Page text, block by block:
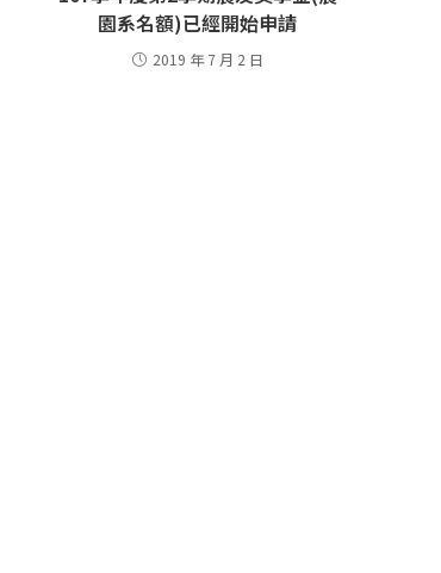
園系名額)已經開始申請
2019 年 7 月 2 日